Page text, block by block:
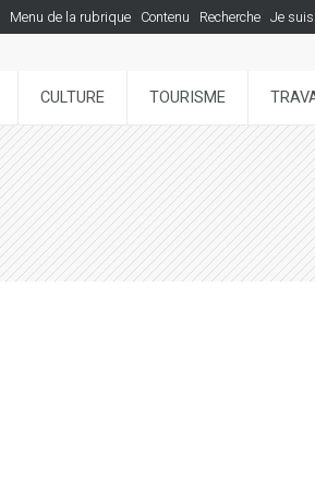
Menu de la rubrique Contenu Recherche Je suis
CULTURE TOURISME